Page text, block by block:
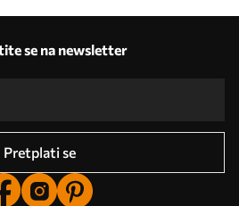
se na newsletter
Pretplati se